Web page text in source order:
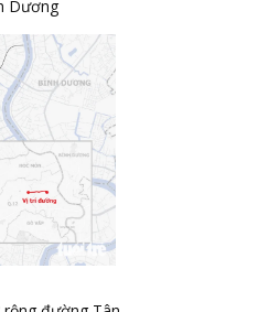
Dương